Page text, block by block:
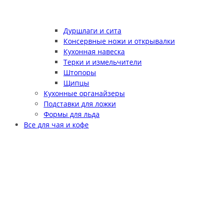
Дуршлаги и сита
Консервные ножи и открывалки
Кухонная навеска
Терки и измельчители
Штопоры
Щипцы
Кухонные органайзеры
Подставки для ложки
Формы для льда
Все для чая и кофе